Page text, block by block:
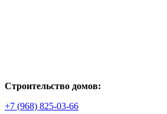
Строительство домов:
+7 (968) 825-03-66